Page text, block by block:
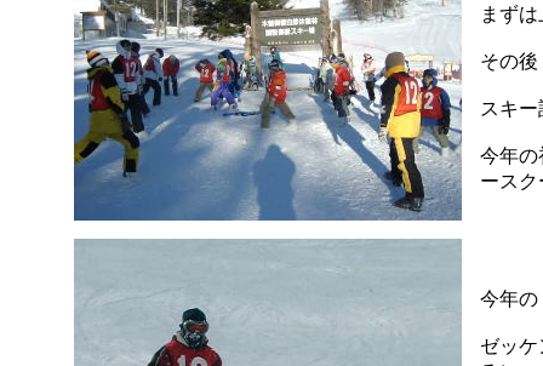
まず
その後
スキ
今年の
ース
今年の
ゼッ